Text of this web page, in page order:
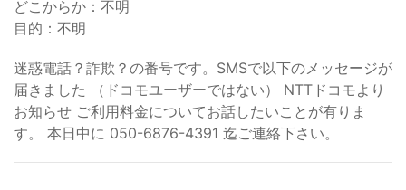
どこからか：不明
目的：不明
迷惑電話？詐欺？の番号です。SMSで以下のメッセージが
届きました （ドコモユーザーではない） NTTドコモより
お知らせ ご利用料金についてお話したいことが有りま
す。 本日中に 050-6876-4391 迄ご連絡下さい。